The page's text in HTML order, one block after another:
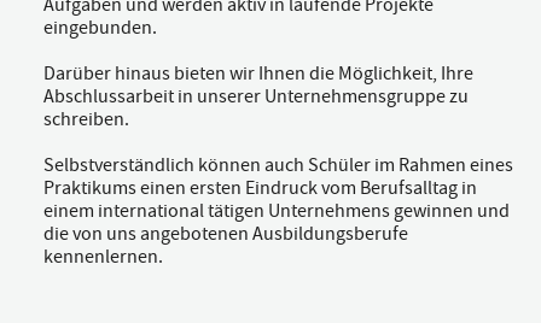
Aufgaben und werden aktiv in laufende Projekte
eingebunden.
Darüber hinaus bieten wir Ihnen die Möglichkeit, Ihre
Abschlussarbeit in unserer Unternehmensgruppe zu
schreiben.
Selbstverständlich können auch Schüler im Rahmen eines
Praktikums einen ersten Eindruck vom Berufsalltag in
einem international tätigen Unternehmens gewinnen und
die von uns angebotenen Ausbildungsberufe
kennenlernen.